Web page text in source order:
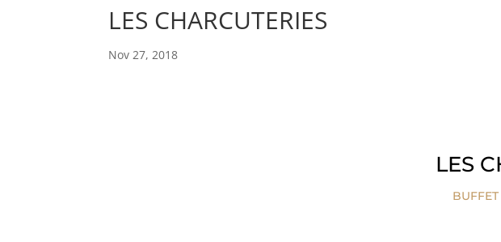
LES CHARCUTERIES
Nov 27, 2018
LES